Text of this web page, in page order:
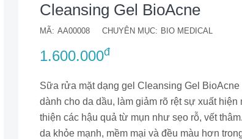
Cleansing Gel BioAcne
MÃ: AA00008 CHUYÊN MỤC: BIO MEDICAL
1.600.000đ
Sữa rửa mặt dạng gel Cleansing Gel BioAcne
dành cho da dầu, làm giảm rõ rệt sự xuất hiện
thiện các hậu quả từ mụn như sẹo rỗ, vết
da khỏe mạnh, mềm mại và đều màu hơn